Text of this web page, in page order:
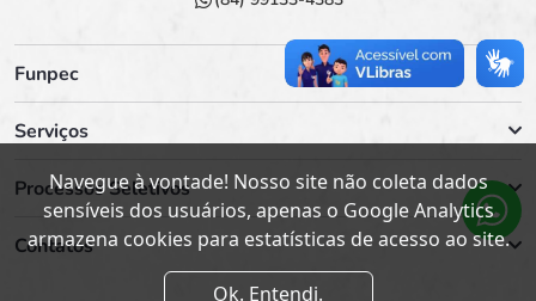
Funpec
Serviços
Processos Seletivos
Contatos
Navegue à vontade! Nosso site não coleta dados
sensíveis dos usuários, apenas o Google Analytics
armazena cookies para estatísticas de acesso ao site.
Ok. Entendi.